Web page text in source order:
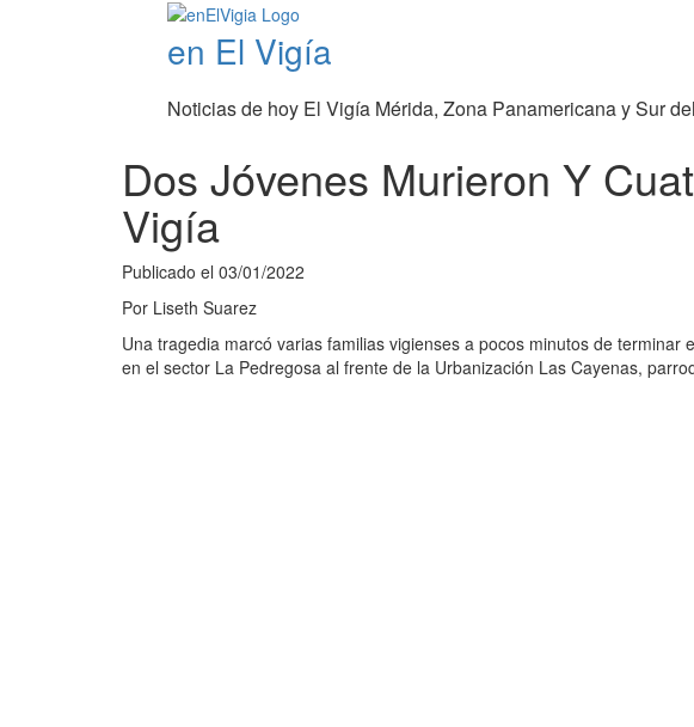
en El Vigía
Noticias de hoy El Vigía Mérida, Zona Panamericana y Sur
Dos Jóvenes Murieron Y
Vigía
Publicado el 03/01/2022
Por Liseth Suarez
Una tragedia marcó varias familias vigienses a pocos minutos de
en el sector La Pedregosa al frente de la Urbanización Las Cayenas,